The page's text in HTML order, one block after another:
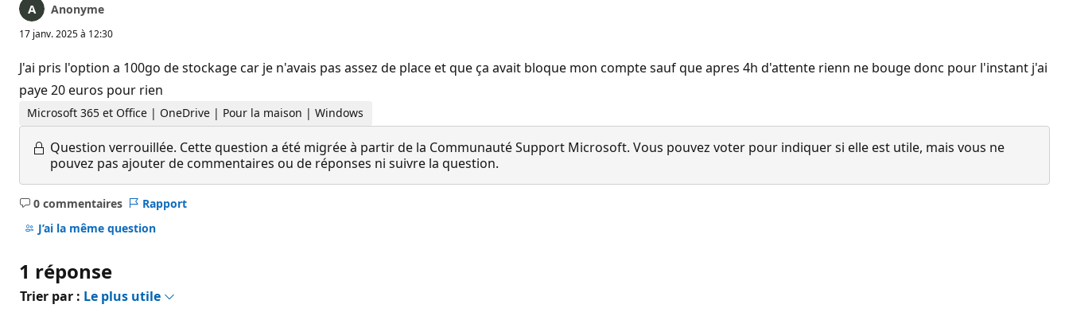
Anonyme
17 janv. 2025 à 12:30
J'ai pris l'option a 100go de stockage car je n'avais pas assez de place et que ça avait bloque mon compte sauf que apres 4h d'attente rienn ne bouge donc pour l'instant j'ai
paye 20 euros pour rien
Microsoft 365 et Office | OneDrive | Pour la maison | Windows
Question verrouillée. Cette question a été migrée à partir de la Communauté Support Microsoft. Vous pouvez voter pour indiquer si elle est utile, mais vous ne
pouvez pas ajouter de commentaires ou de réponses ni suivre la question.
0 commentaires
Aucun
commentaire
Rapport
J’ai la même question
1 réponse
Trier par : Le plus utile